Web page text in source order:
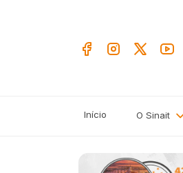
Início O Sinait